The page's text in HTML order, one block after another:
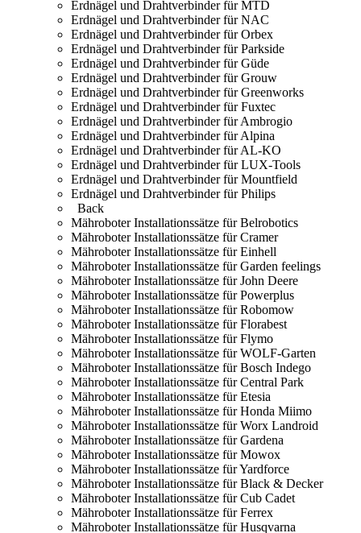
Erdnägel und Drahtverbinder für MTD
Erdnägel und Drahtverbinder für NAC
Erdnägel und Drahtverbinder für Orbex
Erdnägel und Drahtverbinder für Parkside
Erdnägel und Drahtverbinder für Güde
Erdnägel und Drahtverbinder für Grouw
Erdnägel und Drahtverbinder für Greenworks
Erdnägel und Drahtverbinder für Fuxtec
Erdnägel und Drahtverbinder für Ambrogio
Erdnägel und Drahtverbinder für Alpina
Erdnägel und Drahtverbinder für AL-KO
Erdnägel und Drahtverbinder für LUX-Tools
Erdnägel und Drahtverbinder für Mountfield
Erdnägel und Drahtverbinder für Philips
Back
Mähroboter Installationssätze für Belrobotics
Mähroboter Installationssätze für Cramer
Mähroboter Installationssätze für Einhell
Mähroboter Installationssätze für Garden feelings
Mähroboter Installationssätze für John Deere
Mähroboter Installationssätze für Powerplus
Mähroboter Installationssätze für Robomow
Mähroboter Installationssätze für Florabest
Mähroboter Installationssätze für Flymo
Mähroboter Installationssätze für WOLF-Garten
Mähroboter Installationssätze für Bosch Indego
Mähroboter Installationssätze für Central Park
Mähroboter Installationssätze für Etesia
Mähroboter Installationssätze für Honda Miimo
Mähroboter Installationssätze für Worx Landroid
Mähroboter Installationssätze für Gardena
Mähroboter Installationssätze für Mowox
Mähroboter Installationssätze für Yardforce
Mähroboter Installationssätze für Black & Decker
Mähroboter Installationssätze für Cub Cadet
Mähroboter Installationssätze für Ferrex
Mähroboter Installationssätze für Husqvarna